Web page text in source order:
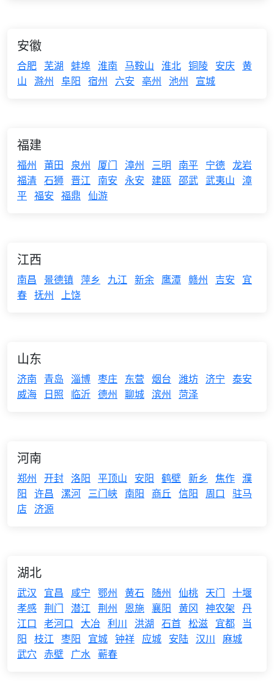
安徽
合肥 芜湖 蚌埠 淮南 马鞍山 淮北 铜陵 安庆 黄
山 滁州 阜阳 宿州 六安 亳州 池州 宣城
福建
福州 莆田 泉州 厦门 漳州 三明 南平 宁德 龙岩
福清 石狮 晋江 南安 永安 建瓯 邵武 武夷山
漳
平 福安 福鼎 仙游
江西
南昌 景德镇 萍乡 九江 新余 鹰潭 赣州 吉安
宜
春 抚州 上饶
山东
济南 青岛 淄博 枣庄 东营 烟台 潍坊 济宁 泰安
威海
日照 临沂 德州 聊城 滨州 菏泽
河南
郑州 开封 洛阳 平顶山 安阳 鹤壁 新乡 焦作 濮
阳 许昌 漯河 三门峡 南阳 商丘 信阳 周口
驻马
店 济源
湖北
武汉 宜昌 咸宁 鄂州 黄石 随州 仙桃 天门 十堰
孝感 荆门 潜江 荆州 恩施 襄阳 黄冈 神农架 丹
江口
老河口 大冶 利川 洪湖 石首 松滋 宜都
当
阳 枝江 枣阳 宜城 钟祥 应城 安陆 汉川 麻城
武穴 赤壁 广水 蕲春